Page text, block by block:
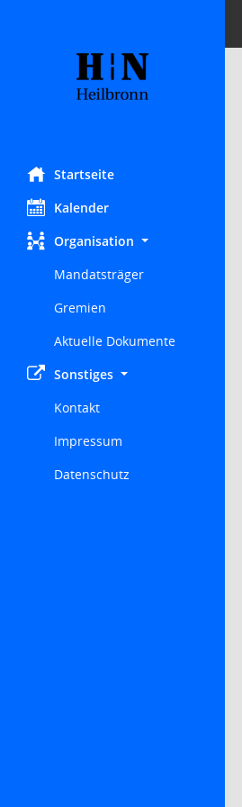
Startseite
Kalender
Organisation
Mandatsträger
Gremien
Aktuelle Dokumente
Sonstiges
Kontakt
Impressum
Datenschutz